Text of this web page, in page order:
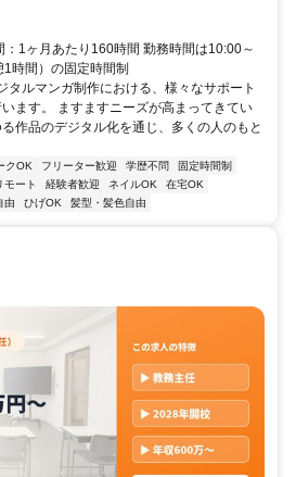
：1ヶ月あたり160時間 勤務時間は10:00～
時間）の固定時間制
タルマンガ制作における、様々なサポート
ます。 ますますニーズが高まってきてい
作品のデジタル化を通じ、多くの人のもと
クOK フリーター歓迎 学歴不問
固定時間制
モート 経験者歓迎 ネイルOK
在宅OK
由 ひげOK 髪型・髪色自由